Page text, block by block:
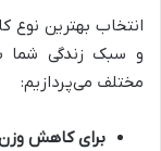
انتخاب بهترین نوع
و سبک زندگی شما
مختلف می‌پردازیم:
برای کاهش وزن